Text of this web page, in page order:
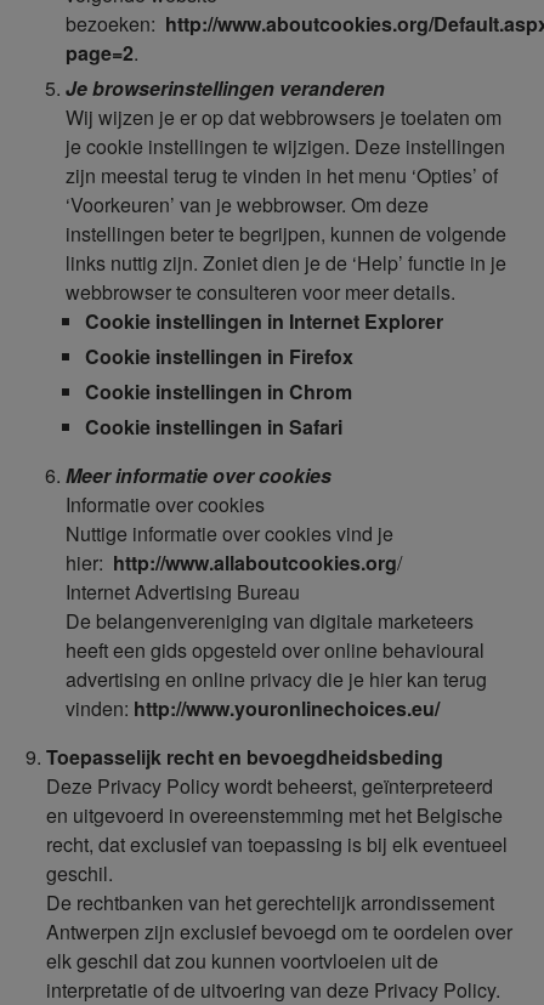
bezoeken: http://www.aboutcookies.org/
page=2.
Je browserinstellingen veranderen
Wij wijzen je er op dat webbrowsers je toelaten om
je cookie instellingen te wijzigen. Deze instellingen
zijn meestal terug te vinden in het menu ‘Opties’ of
‘Voorkeuren’ van je webbrowser. Om deze
instellingen beter te begrijpen, kunnen de volgende
links nuttig zijn. Zoniet dien je de ‘Help’ functie in je
webbrowser te consulteren voor meer details.
Cookie instellingen in Internet Explorer
Cookie instellingen in Firefox
Cookie instellingen in Chrom
Cookie instellingen in Safari
Meer informatie over cookies
Informatie over cookies
Nuttige informatie over cookies vind je
hier: http://www.allaboutcookies.org/
Internet Advertising Bureau
De belangenvereniging van digitale marketeers
heeft een gids opgesteld over online behavioural
advertising en online privacy die je hier kan terug
vinden: http://www.youronlinechoices.eu/
Toepasselijk recht en bevoegdheidsbeding
Deze Privacy Policy wordt beheerst, geïnterpreteerd
en uitgevoerd in overeenstemming met het Belgische
recht, dat exclusief van toepassing is bij elk eventueel
geschil.
De rechtbanken van het gerechtelijk arrondissement
Antwerpen zijn exclusief bevoegd om te oordelen over
elk geschil dat zou kunnen voortvloeien uit de
interpretatie of de uitvoering van deze Privacy Policy.